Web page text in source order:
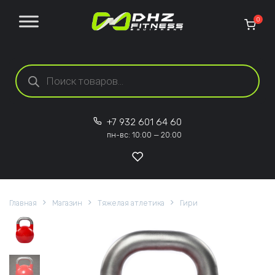
Поиск товаров
0
+7 932 601 64 60
пн-вс: 10:00 — 20:00
Главная Магазин Тяжелая атлетика Гири